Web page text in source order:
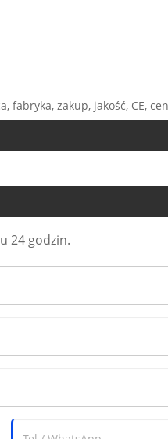
fabryka, zakup, jakość, CE,
24 godzin.